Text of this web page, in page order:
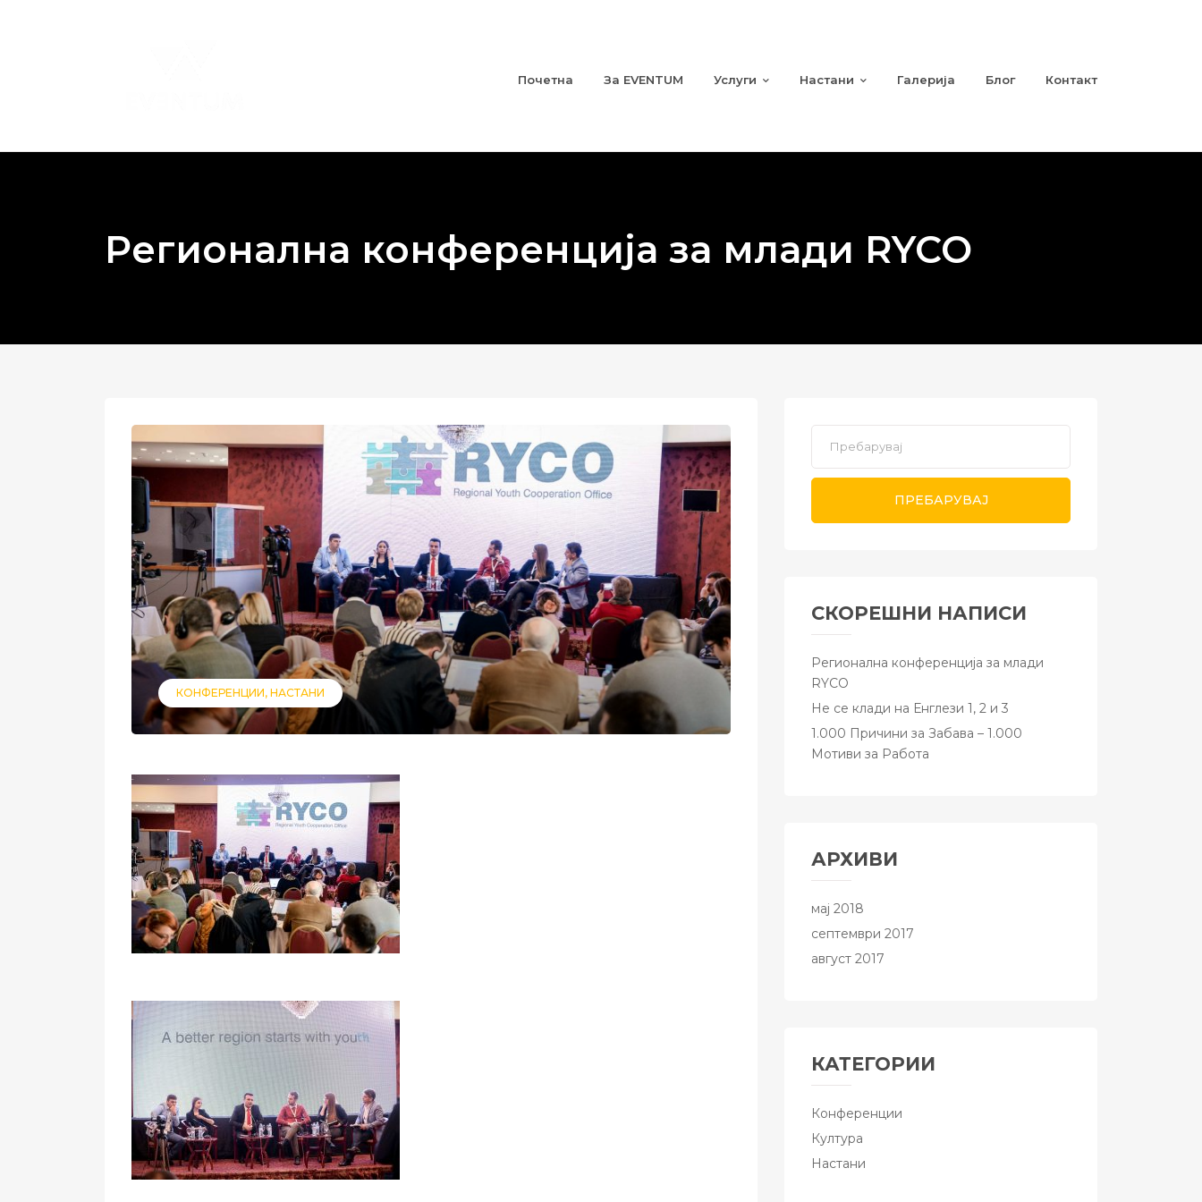
Почетна За EVENTUM Услуги Настани Галерија Блог Контакт
Регионална конференција за млади RYCO
КОНФЕРЕНЦИИ НАСТАНИ
ПРЕБАРУВАЈ
СКОРЕШНИ НАПИСИ
Регионална конференција за млади
RYCO
Не се клади на Енглези 1, 2 и 3
1.000 Причини за Забава – 1.000
Мотиви за Работа
АРХИВИ
мај 2018
септември 2017
август 2017
КАТЕГОРИИ
Конференции
Култура
Настани